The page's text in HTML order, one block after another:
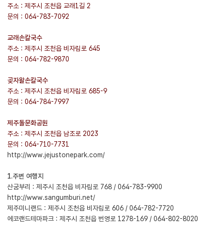
주소 : 제주시 조천읍 교래1길 2
문의 : 064-783-7092
교래손칼국수
주소 : 제주시 조천읍 비자림로 645
문의 : 064-782-9870
곶자왈손칼국수
주소 : 제주시 조천읍 비자림로 685-9
문의 : 064-784-7997
제주돌문화공원
주소 : 제주시 조천읍 남조로 2023
문의 : 064-710-7731
http://www.jejustonepark.com/
1.주변 여행지
산굼부리 : 제주시 조천읍 비자림로 768 / 064-783-9900
http://www.sangumburi.net/
제주미니랜드 : 제주시 조천읍 비자림로 606 / 064-782-7720
에코랜드테마파크 : 제주시 조천읍 번영로 1278-169 / 064-802-8020